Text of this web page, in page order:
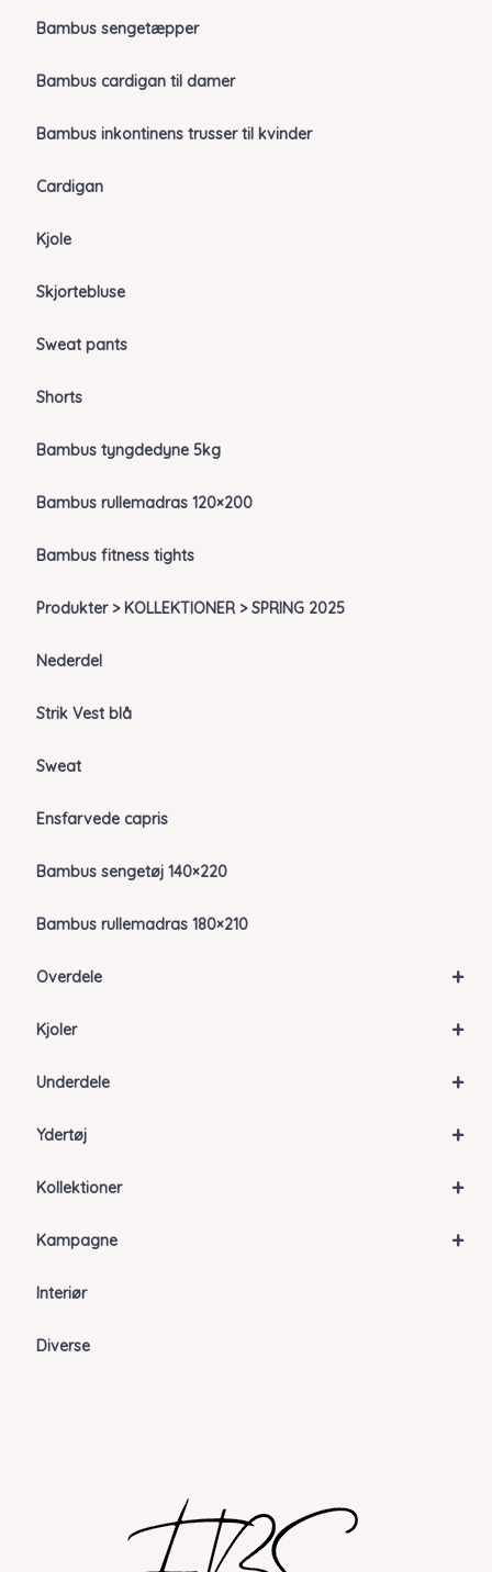
Bambus sengetæpper
Bambus cardigan til damer
Bambus inkontinens trusser til kvinder
Cardigan
Kjole
Skjortebluse
Sweat pants
Shorts
Bambus tyngdedyne 5kg
Bambus rullemadras 120×200
Bambus fitness tights
Produkter > KOLLEKTIONER > SPRING 2025
Nederdel
Strik Vest blå
Sweat
Ensfarvede capris
Bambus sengetøj 140×220
Bambus rullemadras 180×210
+
Overdele
+
Kjoler
+
Underdele
+
Ydertøj
+
Kollektioner
+
Kampagne
Interiør
Diverse